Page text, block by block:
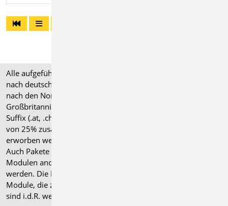
Alle aufgeführten Preise verstehen sich für Module/Pakete
nach deutschen Normgrundlagen (".de"). Module, die auch
nach den Normen für Österreich, Schweiz, Italien und
Großbritannien verfügbar sind, tragen ein entsprechendes
Suffix (.at, .ch, .it bzw. .uk) und können gegen einen Aufpreis
von 25% zusammen mit dem jeweiligen ".de"-Modul
erworben werden.
Auch Pakete können gegen einen Aufpreis von 25% mit
Modulen anderer Normen (.at, .ch, .it bzw. .uk) erweitert
werden. Die Paketerweiterung umfasst alle entsprechenden
Module, die zum Zeitpunkt des Kaufs verfügbar sind. Das
sind i.d.R. weniger Module als nach deutscher Norm.